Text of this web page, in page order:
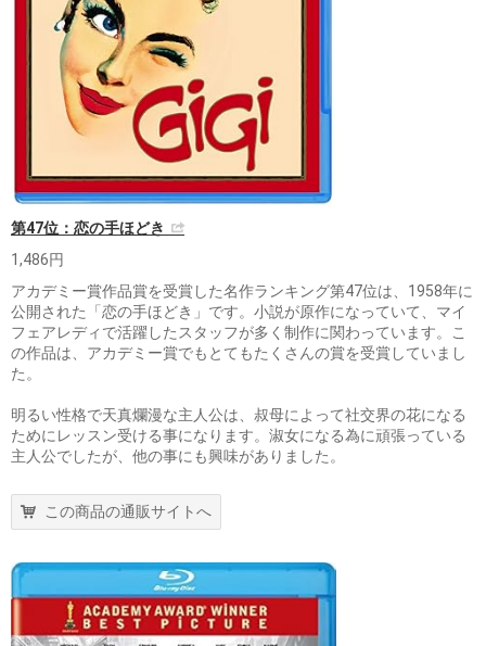
第47位：恋の手ほどき
1,486円
アカデミー賞作品賞を受賞した名作ランキング第47位は、1958年に
公開された「恋の手ほどき」です。小説が原作になっていて、マイ
フェアレディで活躍したスタッフが多く制作に関わっています。こ
の作品は、アカデミー賞でもとてもたくさんの賞を受賞していまし
た。
明るい性格で天真爛漫な主人公は、叔母によって社交界の花になる
ためにレッスン受ける事になります。淑女になる為に頑張っている
主人公でしたが、他の事にも興味がありました。
この商品の通販サイトへ